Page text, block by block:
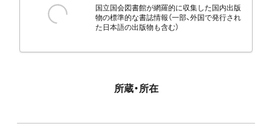
国立国会図書館が網羅的に収集した国内出版
物の標準的な書誌情報（一部、外国で発行され
た日本語の出版物も含む）
所蔵・所在